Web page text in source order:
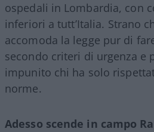
ospedali in Lombardia, con
inferiori a tutt’Italia. Strano
accomoda la legge pur di
secondo criteri di urgenza e
impunito chi ha solo
norme.
Adesso scende in campo